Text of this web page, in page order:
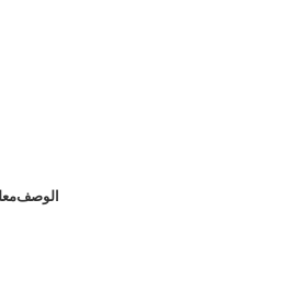
الوصف